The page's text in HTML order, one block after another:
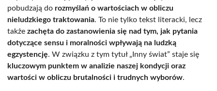
pobudzają do rozmyślań o wartościach w obliczu
nieludzkiego traktowania. To nie tylko tekst literacki, lecz
także zachęta do zastanowienia się nad tym, jak pytania
dotyczące sensu i moralności wpływają na ludzką
egzystencję. W związku z tym tytuł „Inny świat” staje się
kluczowym punktem w analizie naszej kondycji oraz
wartości w obliczu brutalności i trudnych wyborów.